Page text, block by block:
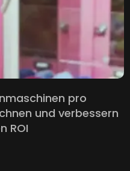
pro
und verbessern
ROI